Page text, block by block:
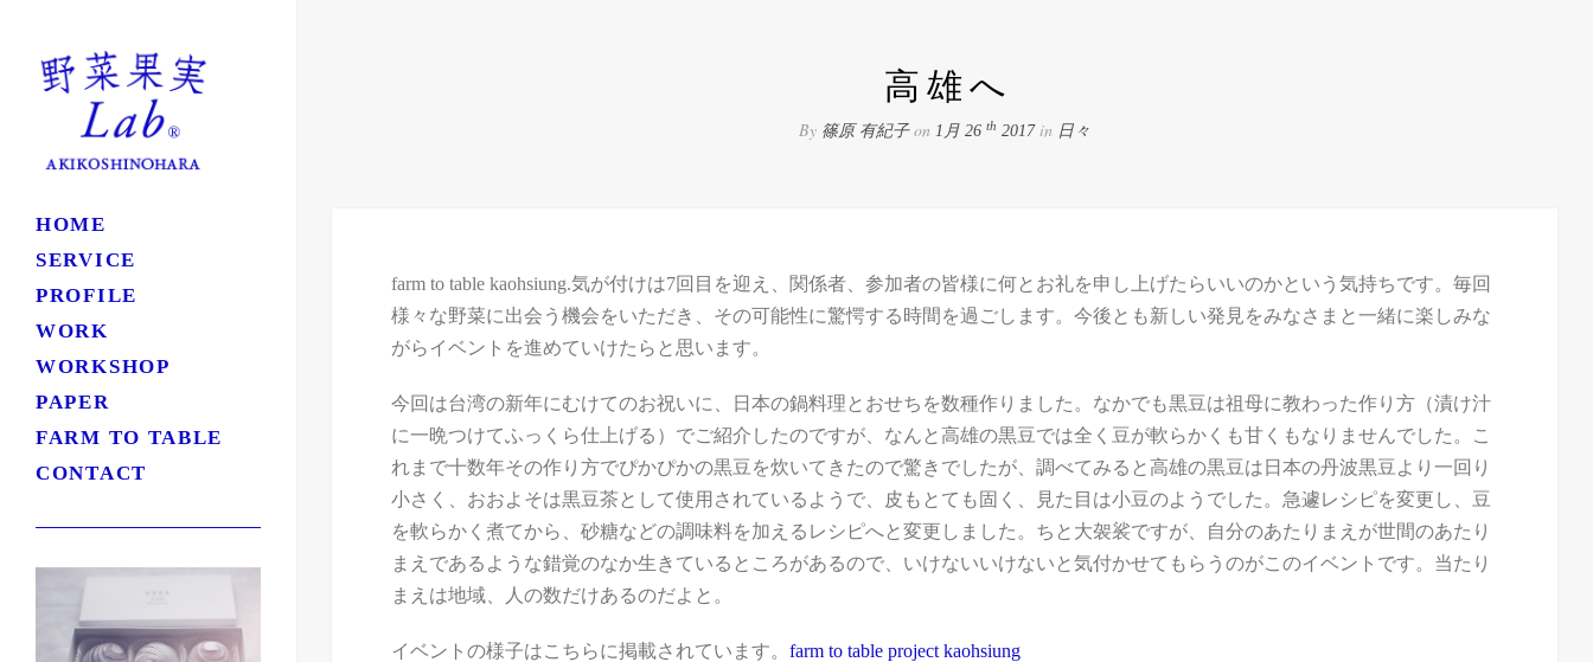
HOME
SERVICE
PROFILE
WORK
WORKSHOP
PAPER
FARM TO TABLE
CONTACT
高雄へ
By 篠原 有紀子on 1月 26 th 2017in 日々
farm to table kaohsiung.気が付けは7回目を迎え、関係者、参加者の皆様に何とお礼を申し上げたらいいのかという気持ちです。毎回
様々な野菜に出会う機会をいただき、その可能性に驚愕する時間を過ごします。今後とも新しい発見をみなさまと一緒に楽しみな
がらイベントを進めていけたらと思います。
今回は台湾の新年にむけてのお祝いに、日本の鍋料理とおせちを数種作りました。なかでも黒豆は祖母に教わった作り方（漬け汁
に一晩つけてふっくら仕上げる）でご紹介したのですが、なんと高雄の黒豆では全く豆が軟らかくも甘くもなりませんでした。こ
れまで十数年その作り方でぴかぴかの黒豆を炊いてきたので驚きでしたが、調べてみると高雄の黒豆は日本の丹波黒豆より一回り
小さく、おおよそは黒豆茶として使用されているようで、皮もとても固く、見た目は小豆のようでした。急遽レシピを変更し、豆
を軟らかく煮てから、砂糖などの調味料を加えるレシピへと変更しました。ちと大袈裟ですが、自分のあたりまえが世間のあたり
まえであるような錯覚のなか生きているところがあるので、いけないいけないと気付かせてもらうのがこのイベントです。当たり
まえは地域、人の数だけあるのだよと。
イベントの様子はこちらに掲載されています。 farm to table project kaohsiung